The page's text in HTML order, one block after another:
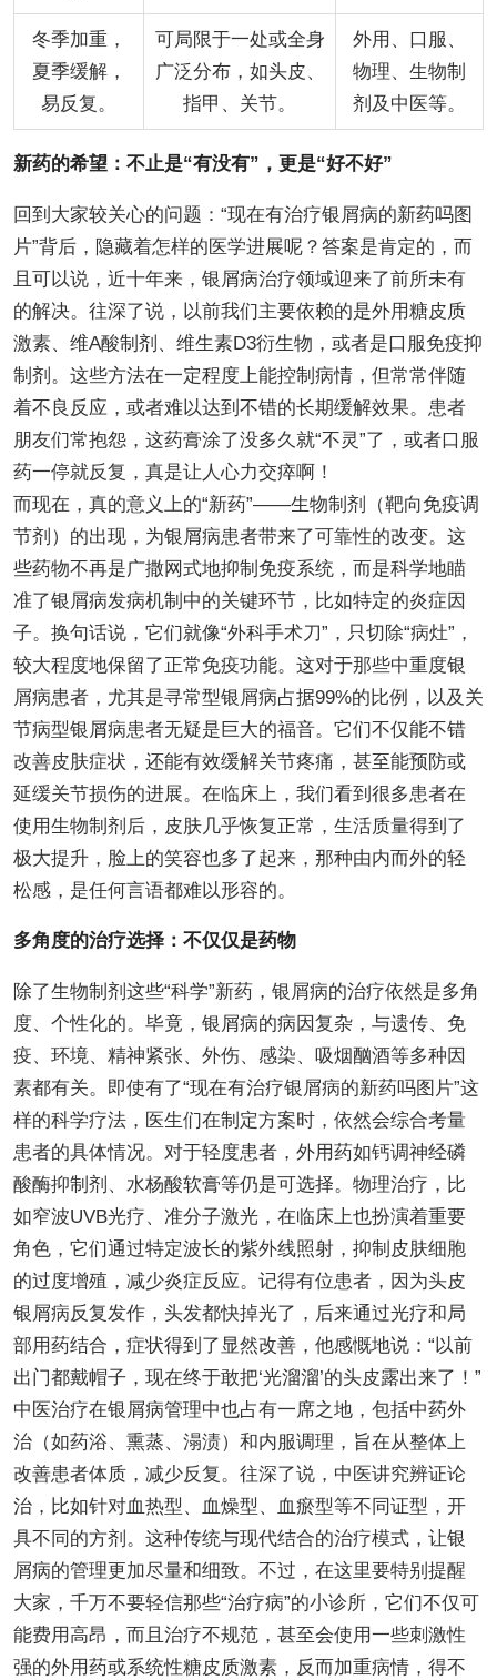
冬季加重，
夏季缓解，
易反复。
可局限于一处或全身
广泛分布，如头皮、
指甲、关节。
外用、口服、
物理、生物制
剂及中医等。
新药的希望：不止是“有没有”，更是“好不好”
回到大家较关心的问题：“现在有治疗银屑病的新药吗图
片”背后，隐藏着怎样的医学进展呢？答案是肯定的，而
且可以说，近十年来，银屑病治疗领域迎来了前所未有
的解决。往深了说，以前我们主要依赖的是外用糖皮质
激素、维A酸制剂、维生素D3衍生物，或者是口服免疫抑
制剂。这些方法在一定程度上能控制病情，但常常伴随
着不良反应，或者难以达到不错的长期缓解效果。患者
朋友们常抱怨，这药膏涂了没多久就“不灵”了，或者口服
药一停就反复，真是让人心力交瘁啊！
而现在，真的意义上的“新药”——生物制剂（靶向免疫调
节剂）的出现，为银屑病患者带来了可靠性的改变。这
些药物不再是广撒网式地抑制免疫系统，而是科学地瞄
准了银屑病发病机制中的关键环节，比如特定的炎症因
子。换句话说，它们就像“外科手术刀”，只切除“病灶”，
较大程度地保留了正常免疫功能。这对于那些中重度银
屑病患者，尤其是寻常型银屑病占据99%的比例，以及关
节病型银屑病患者无疑是巨大的福音。它们不仅能不错
改善皮肤症状，还能有效缓解关节疼痛，甚至能预防或
延缓关节损伤的进展。在临床上，我们看到很多患者在
使用生物制剂后，皮肤几乎恢复正常，生活质量得到了
极大提升，脸上的笑容也多了起来，那种由内而外的轻
松感，是任何言语都难以形容的。
多角度的治疗选择：不仅仅是药物
除了生物制剂这些“科学”新药，银屑病的治疗依然是多角
度、个性化的。毕竟，银屑病的病因复杂，与遗传、免
疫、环境、精神紧张、外伤、感染、吸烟酗酒等多种因
素都有关。即使有了“现在有治疗银屑病的新药吗图片”这
样的科学疗法，医生们在制定方案时，依然会综合考量
患者的具体情况。对于轻度患者，外用药如钙调神经磷
酸酶抑制剂、水杨酸软膏等仍是可选择。物理治疗，比
如窄波UVB光疗、准分子激光，在临床上也扮演着重要
角色，它们通过特定波长的紫外线照射，抑制皮肤细胞
的过度增殖，减少炎症反应。记得有位患者，因为头皮
银屑病反复发作，头发都快掉光了，后来通过光疗和局
部用药结合，症状得到了显然改善，他感慨地说：“以前
出门都戴帽子，现在终于敢把‘光溜溜’的头皮露出来了！”
中医治疗在银屑病管理中也占有一席之地，包括中药外
治（如药浴、熏蒸、溻渍）和内服调理，旨在从整体上
改善患者体质，减少反复。往深了说，中医讲究辨证论
治，比如针对血热型、血燥型、血瘀型等不同证型，开
具不同的方剂。这种传统与现代结合的治疗模式，让银
屑病的管理更加尽量和细致。不过，在这里要特别提醒
大家，千万不要轻信那些“治疗病”的小诊所，它们不仅可
能费用高昂，而且治疗不规范，甚至会使用一些刺激性
强的外用药或系统性糖皮质激素，反而加重病情，得不